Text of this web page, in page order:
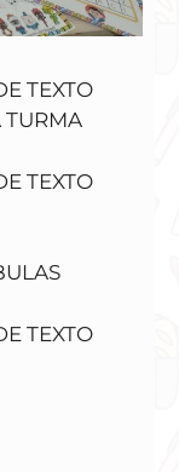
TEXTO
TURMA
TEXTO
TEXTO